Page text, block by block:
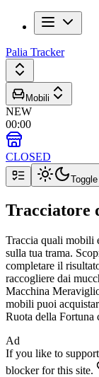
Palia Tracker
Mobili
NEW
00:00
CLOSED
Tracciatore
Traccia quali mobili
sulla tua trama.
completare il
raccogliere dai
Macchina
mobili puoi
Ruota della Fortuna
Ad
If you like to support
blocker for this site.